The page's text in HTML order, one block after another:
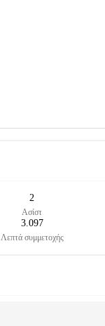
2
Ασίστ
3.097
Λεπτά συμμετοχής